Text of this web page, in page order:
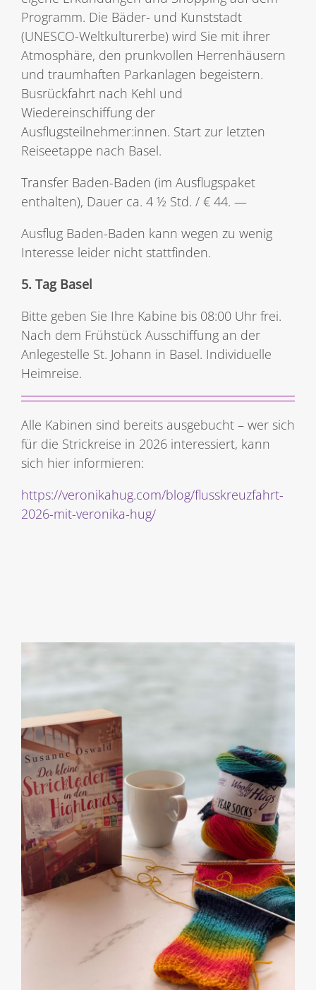
Programm. Die Bäder- und Kunststadt
(UNESCO-Weltkulturerbe) wird Sie mit ihrer
Atmosphäre, den prunkvollen Herrenhäusern
und traumhaften Parkanlagen begeistern.
Busrückfahrt nach Kehl und
Wiedereinschiffung der
Ausflugsteilnehmer:innen. Start zur letzten
Reiseetappe nach Basel.
Transfer Baden-Baden (im Ausflugspaket
enthalten), Dauer ca. 4 ½ Std. / € 44. —
Ausflug Baden-Baden kann wegen zu wenig
Interesse leider nicht stattfinden.
5. Tag Basel
Bitte geben Sie Ihre Kabine bis 08:00 Uhr frei.
Nach dem Frühstück Ausschiffung an der
Anlegestelle St. Johann in Basel. Individuelle
Heimreise.
Alle Kabinen sind bereits ausgebucht – wer sich
für die Strickreise in 2026 interessiert, kann
sich hier informieren:
https://veronikahug.com/blog/flusskreuzfahrt-
2026-mit-veronika-hug/